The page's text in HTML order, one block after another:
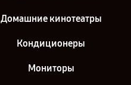
Домашние кинотеатры
Кондиционеры
Мониторы